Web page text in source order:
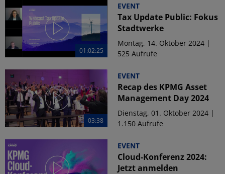
01:02:25
EVENT
Tax Update Public: Fokus
Stadtwerke
Montag, 14. Oktober 2024 |
525 Aufrufe
03:38
EVENT
Recap des KPMG Asset
Management Day 2024
Dienstag, 01. Oktober 2024 |
1.150 Aufrufe
EVENT
Cloud-Konferenz 2024:
Jetzt anmelden